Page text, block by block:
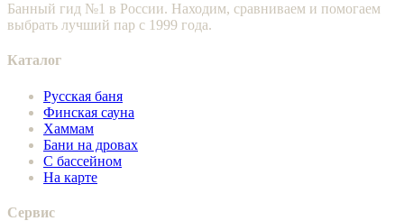
Банный гид №1 в России. Находим, сравниваем и помогаем
выбрать лучший пар с 1999 года.
Каталог
Русская баня
Финская сауна
Хаммам
Бани на дровах
С бассейном
На карте
Сервис